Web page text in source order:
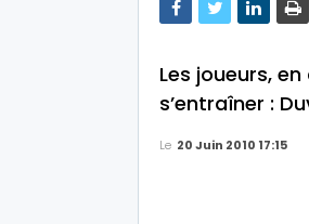
Les joueurs,
s’entraîner :
Le 20 Juin 2010 17:15